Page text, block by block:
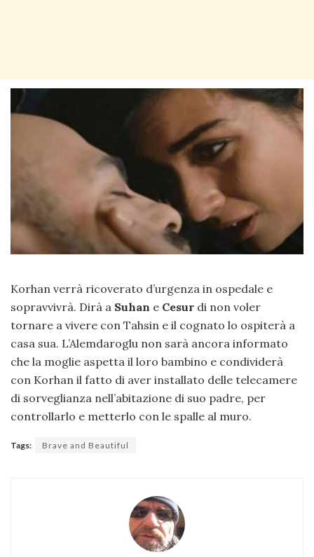
Korhan verrà ricoverato d’urgenza in ospedale e
sopravvivrà. Dirà a Suhan e Cesur di non voler
tornare a vivere con Tahsin e il cognato lo ospiterà a
casa sua. L’Alemdaroglu non sarà ancora informato
che la moglie aspetta il loro bambino e condividerà
con Korhan il fatto di aver installato delle telecamere
di sorveglianza nell’abitazione di suo padre, per
controllarlo e metterlo con le spalle al muro.
Tags: Brave and Beautiful